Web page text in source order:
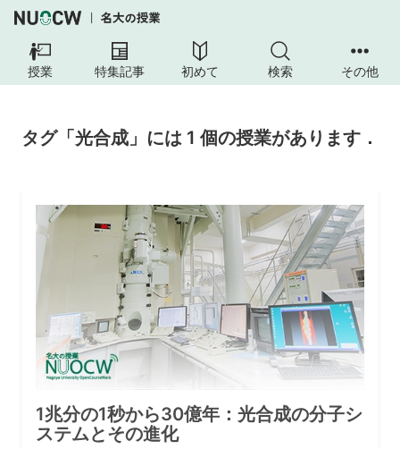
授業 特集記事 初めて 検索 その他
タグ「光合成」には 1 個の授業があります．
1兆分の1秒から30億年：光合成の分子シ
ステムとその進化